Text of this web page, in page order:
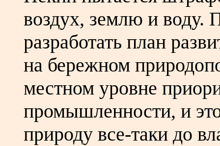
воздух, землю и воду.
разработать план
на бережном
местном уровне
промышленности, и
природу все-таки до